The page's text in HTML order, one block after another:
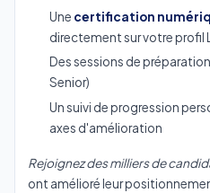
Une certification
directement sur votre profil
Des sessions de
Senior)
Un suivi de progression
axes d'amélioration
Rejoignez des milliers de
ont amélioré leur